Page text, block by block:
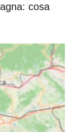
cosa